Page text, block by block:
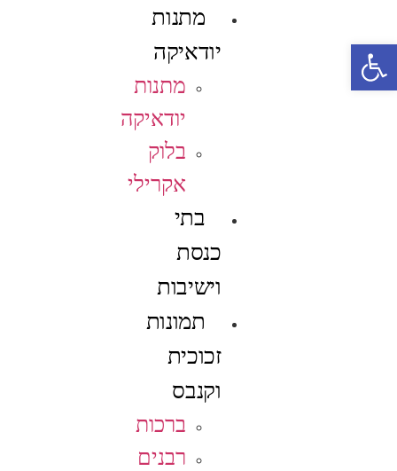
מתנות
יודאיקה
מתנות
יודאיקה
בלוק
אקרילי
בתי
כנסת
וישיבות
תמונות
זכוכית
וקנבס
ברכות
רבנים
פתח סרגל נגישות